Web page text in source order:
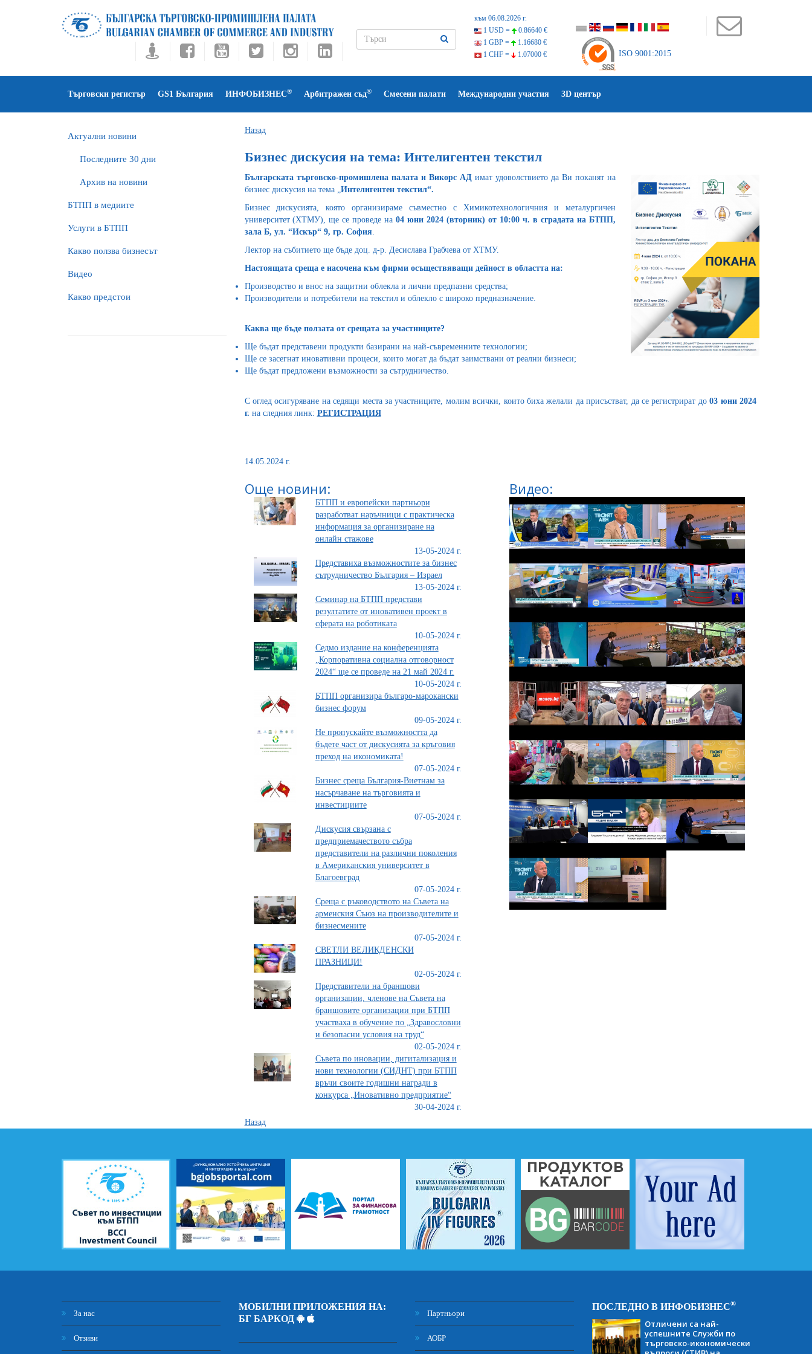
към 06.08.2026 г.
1 USD =
0.86640 €
1 GBP =
1.16680 €
1 CHF =
1.07000 € ISO 9001:2015
Търговски регистър GS1 България ИНФОБИЗНЕС® Арбитражен съд® Смесени палати Международни участия 3D център
Актуални новини
Последните 30 дни
Архив на новини
БTПП в медиите
Услуги в БТПП
Какво ползва бизнесът
Видео
Какво предстои
Назад
Бизнес дискусия на тема: Интелигентен текстил
Българската търговско-промишлена палата и Викорс АДимат удоволствието да Ви поканят на
бизнес дискусия на тема „Интелигентен текстил“.
Бизнес дискусията, която организираме съвместно с Химикотехнологичния и металургичен
университет (ХТМУ), ще се проведе на04 юни 2024 (вторник) от 10:00 ч. в сградата на БТПП,
зала Б, ул. “Искър“ 9, гр. София.
Лектор на събитието ще бъде доц. д-р. Десислава Грабчева от ХТМУ.
Настоящата среща е насочена към фирми осъществяващи дейност в областта на:
Производство и внос на защитни облекла и лични предпазни средства;
Производители и потребители на текстил и облекло с широко предназначение.
Каква ще бъде ползата от срещата за участниците?
Ще бъдат представени продукти базирани на най-съвременните технологии;
Ще се засегнат иновативни процеси, които могат да бъдат заимствани от реални бизнеси;
Ще бъдат предложени възможности за сътрудничество.
С оглед осигуряване на седящи места за участниците, молим всички, които биха желали да присъстват, да се регистрират до03 юни 2024
г. на следния линк: РЕГИСТРАЦИЯ
14.05.2024 г.
Още новини:
БТПП и европейски партньори
разработват наръчници с практическа
информация за организиране на
онлайн стажове
13-05-2024 г.
Представиха възможностите за бизнес
сътрудничество България – Израел
13-05-2024 г.
Семинар на БТПП представи
резултатите от иновативен проект в
сферата на роботиката
10-05-2024 г.
Седмо издание на конференцията
„Корпоративна социална отговорност
2024“ ще се проведе на 21 май 2024 г.
10-05-2024 г.
БТПП организира българо-марокански
бизнес форум
09-05-2024 г.
Не пропускайте възможността да
бъдете част от дискусията за кръговия
преход на икономиката!
07-05-2024 г.
Бизнес среща България-Виетнам за
насърчаване на търговията и
инвестициите
07-05-2024 г.
Дискусия свързана с
предприемачеството събра
представители на различни поколения
в Американския университет в
Благоевград
07-05-2024 г.
Среща с ръководството на Съвета на
арменския Съюз на производителите и
бизнесмените
07-05-2024 г.
СВЕТЛИ ВЕЛИКДЕНСКИ
ПРАЗНИЦИ!
02-05-2024 г.
Представители на браншови
организации, членове на Съвета на
браншовите организации при БТПП
участваха в обучение по „Здравословни
и безопасни условия на труд“
02-05-2024 г.
Съвета по иновации, дигитализация и
нови технологии (СИДНТ) при БТПП
връчи своите годишни награди в
конкурса „Иновативно предприятие“
30-04-2024 г.
Видео:
Назад
За нас
Отзиви
МОБИЛНИ ПРИЛОЖЕНИЯ НА:
БГ БАРКОД
Партньори
АОБР
ПОСЛЕДНО В ИНФОБИЗНЕС®
Отличени са най-
успешните Служби по
търговско-икономически